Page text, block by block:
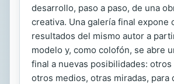
desarrollo, paso a paso, de una
creativa. Una galería final expone
resultados del mismo autor a
modelo y, como colofón, se abre
final a nuevas posibilidades: otros
otros medios, otras miradas, para